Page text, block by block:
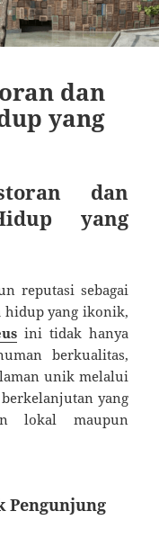
dan
yang
dan
yang
reputasi sebagai
hidup yang ikonik,
ini tidak hanya
berkualitas,
unik melalui
yang
lokal maupun
Pengunjung